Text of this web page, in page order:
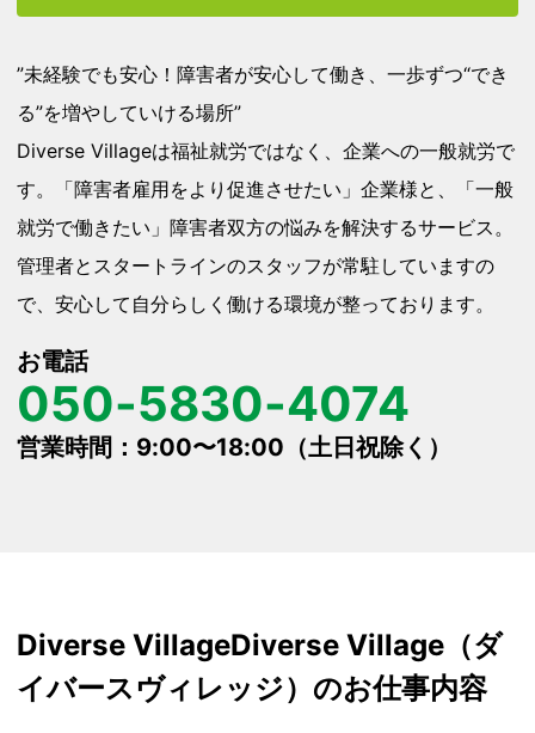
”未経験でも安心！障害者が安心して働き、一歩ずつ“でき
る”を増やしていける場所”
Diverse Villageは福祉就労ではなく、企業への一般就労で
す。「障害者雇用をより促進させたい」企業様と、「一般
就労で働きたい」障害者双方の悩みを解決するサービス。
管理者とスタートラインのスタッフが常駐していますの
で、安心して自分らしく働ける環境が整っております。
お電話
050-5830-4074
営業時間：9:00〜18:00（土日祝除く）
Diverse VillageDiverse Village（ダ
イバースヴィレッジ）のお仕事内容